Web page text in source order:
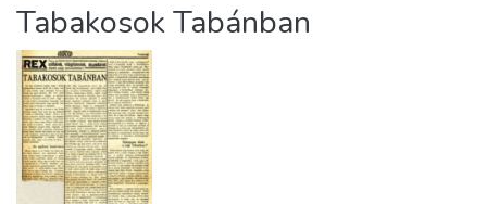
Statistics
About us
Tabakosok Tabánban